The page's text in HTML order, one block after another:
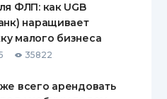
ФЛП: как UGB
наращивает
малого бизнеса
35822
всего арендовать